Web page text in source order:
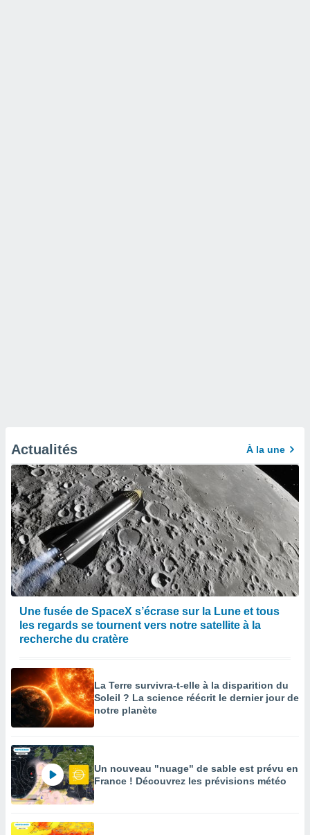
Actualités À la une
Une fusée de SpaceX s’écrase sur la Lune et tous
les regards se tournent vers notre satellite à la
recherche du cratère
La Terre survivra-t-elle à la disparition du
Soleil ? La science réécrit le dernier jour de
notre planète
Un nouveau "nuage" de sable est prévu en
France ! Découvrez les prévisions météo